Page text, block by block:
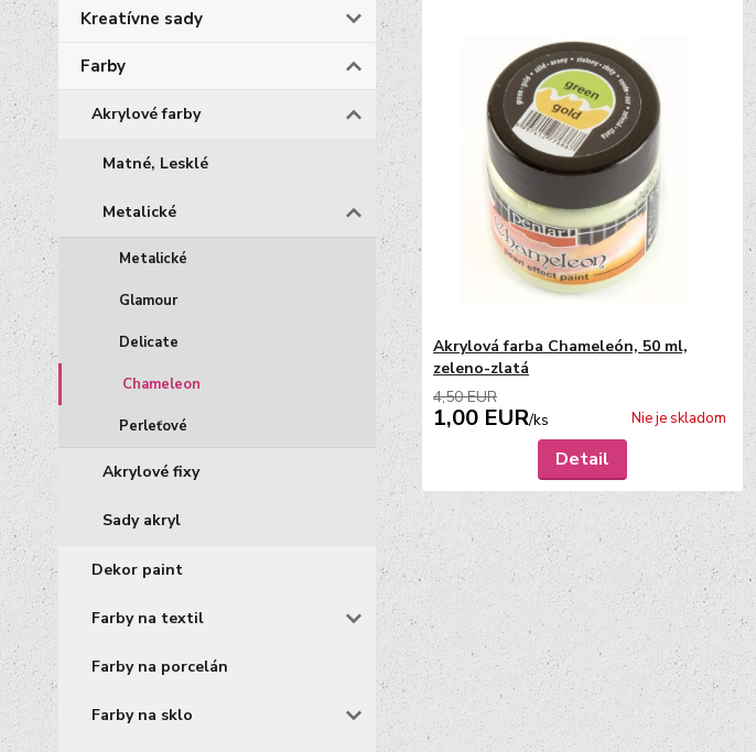
Kreatívne sady
Farby
Akrylové farby
Matné, Lesklé
Metalické
Metalické
Glamour
Delicate
Chameleon
Perleťové
Akrylové fixy
Sady akryl
Dekor paint
Farby na textil
Farby na porcelán
Farby na sklo
Akrylová farba Chameleón, 50 ml,
zeleno-zlatá
4,50 EUR
1,00 EUR/ks Nie je skladom
Detail